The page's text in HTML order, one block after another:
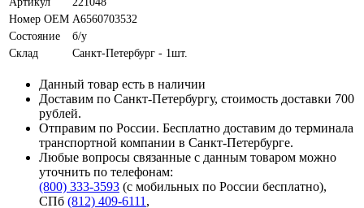
Номер OEM A6560703532
Состояние
б/у
Склад
Санкт-Петербург - 1шт.
Данный товар есть в наличии
Доставим по Санкт-Петербургу, стоимость доставки 700
рублей.
Отправим по России. Бесплатно доставим до терминала
транспортной компании в Санкт-Петербурге.
Любые вопросы связанные с данным товаром можно
уточнить по телефонам:
(800) 333-3593 (с мобильных по России бесплатно),
СПб (812) 409-6111 ,